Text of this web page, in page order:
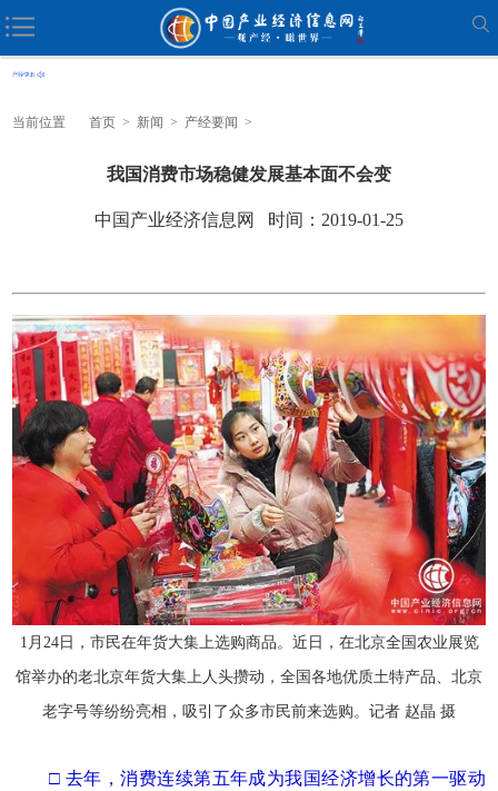
当前位置 首页 > 新闻 > 产经要闻 >
我国消费市场稳健发展基本面不会变
中国产业经济信息网 时间：2019-01-25
1月24日，市民在年货大集上选购商品。近日，在北京全国农业展览
馆举办的老北京年货大集上人头攒动，全国各地优质土特产品、北京
老字号等纷纷亮相，吸引了众多市民前来选购。记者 赵晶 摄
□ 去年，消费连续第五年成为我国经济增长的第一驱动